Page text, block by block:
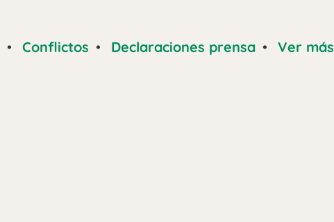
• Conflictos • Declaraciones prensa • Ver más